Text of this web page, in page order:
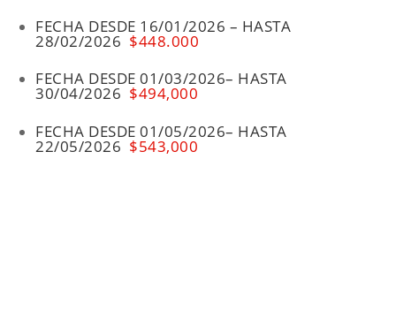
FECHA DESDE 16/01/2026 – HASTA
28/02/2026 $448.000
FECHA DESDE 01/03/2026– HASTA
30/04/2026 $494,000
FECHA DESDE 01/05/2026– HASTA
22/05/2026 $543,000